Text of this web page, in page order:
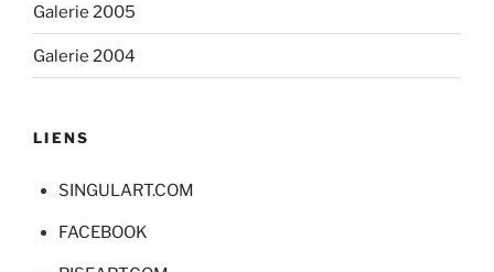
Galerie 2005
Galerie 2004
LIENS
SINGULART.COM
FACEBOOK